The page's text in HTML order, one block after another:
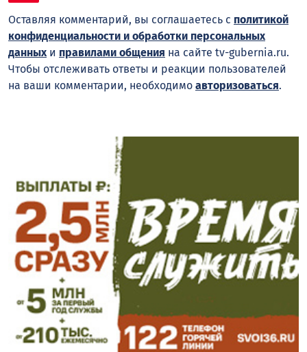
Оставляя комментарий, вы соглашаетесь с политикой
конфиденциальности и обработки персональных
данных и правилами общения на сайте tv-gubernia.ru.
Чтобы отслеживать ответы и реакции пользователей
на ваши комментарии, необходимо авторизоваться.